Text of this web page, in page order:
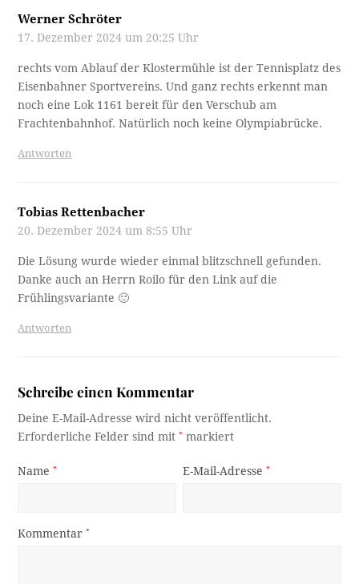
Werner Schröter
17. Dezember 2024 um 20:25 Uhr
rechts vom Ablauf der Klostermühle ist der Tennisplatz des
Eisenbahner Sportvereins. Und ganz rechts erkennt man
noch eine Lok 1161 bereit für den Verschub am
Frachtenbahnhof. Natürlich noch keine Olympiabrücke.
Antworten
Tobias Rettenbacher
20. Dezember 2024 um 8:55 Uhr
Die Lösung wurde wieder einmal blitzschnell gefunden.
Danke auch an Herrn Roilo für den Link auf die
Frühlingsvariante 🙂
Antworten
Schreibe einen Kommentar
Deine E-Mail-Adresse wird nicht veröffentlicht.
Erforderliche Felder sind mit* markiert
Name* E-Mail-Adresse*
Kommentar*